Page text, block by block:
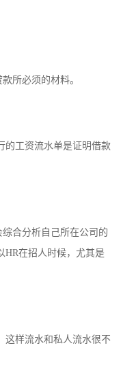
所必须的材料。
的工资流水单是证明借款
合分析自己所在公司的
HR在招人时候，尤其是
这样流水和私人流水很不